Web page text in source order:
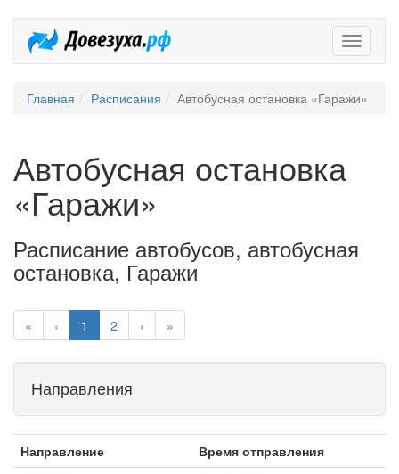
Главная Расписания Автобусная остановка «Гаражи»
Автобусная остановка
«Гаражи»
Расписание автобусов, автобусная
остановка, Гаражи
« ‹ 1 2 › »
Направления
Направление
Время отправления